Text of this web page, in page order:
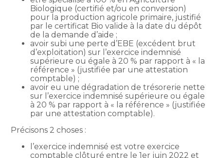
Biologique (certifié et/ou en conversion)
pour la production agricole primaire, justifié
par le certificat Bio valide à la date du dépôt
de la demande d’aide ;
avoir subi une perte d’EBE (excédent brut
d’exploitation) sur l’exercice indemnisé
supérieure ou égale à 20 % par rapport à « la
référence » (justifiée par une attestation
comptable) ;
avoir eu une dégradation de trésorerie nette
sur l’exercice indemnisé supérieure ou égale
à 20 % par rapport à « la référence » (justifiée
par une attestation comptable).
Précisons 2 choses :
l’exercice indemnisé est votre exercice
comptable clôturé entre le 1er juin 2022 et